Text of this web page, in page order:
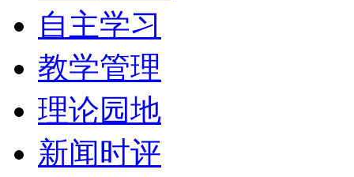
自主学习
教学管理
理论园地
新闻时评